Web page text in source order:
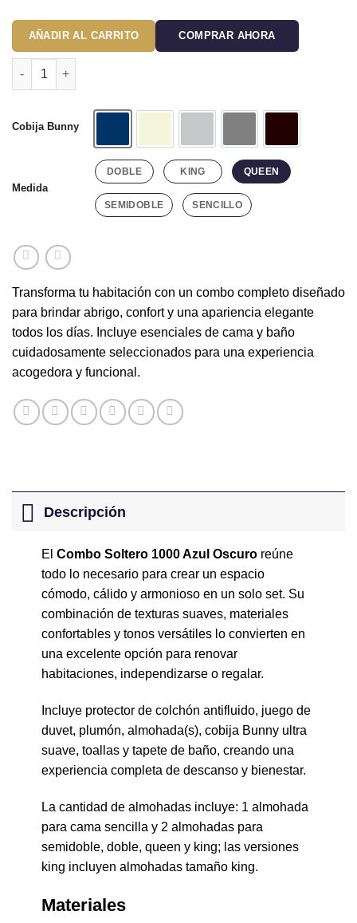
$644.925
Cobija Bunny
Medida
DOBLE KING QUEEN
SEMIDOBLE SENCILLO
Combo Soltero 1000 Azul Oscuro - Protector Antifluido,
AÑADIR AL CARRITO COMPRAR AHORA
Transforma tu habitación con un combo completo diseñado
para brindar abrigo, confort y una apariencia elegante
todos los días. Incluye esenciales de cama y baño
cuidadosamente seleccionados para una experiencia
acogedora y funcional.
Descripción
El Combo Soltero 1000 Azul Oscuro reúne
todo lo necesario para crear un espacio
cómodo, cálido y armonioso en un solo set. Su
combinación de texturas suaves, materiales
confortables y tonos versátiles lo convierten en
una excelente opción para renovar
habitaciones, independizarse o regalar.
Incluye protector de colchón antifluido, juego de
duvet, plumón, almohada(s), cobija Bunny ultra
suave, toallas y tapete de baño, creando una
experiencia completa de descanso y bienestar.
La cantidad de almohadas incluye: 1 almohada
para cama sencilla y 2 almohadas para
semidoble, doble, queen y king; las versiones
king incluyen almohadas tamaño king.
Materiales